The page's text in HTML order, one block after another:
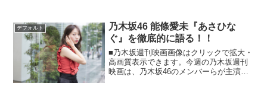
代々泥棒一家である”Lの一族”に生まれ育
った三...
デフォルト
乃木坂46 能條愛未『あさひな
ぐ』を徹底的に語る！！
■乃木坂週刊映画画像はクリックで拡大・
高画質表示できます。今週の乃木坂週刊
映画は、乃木坂46のメンバーらが主演す